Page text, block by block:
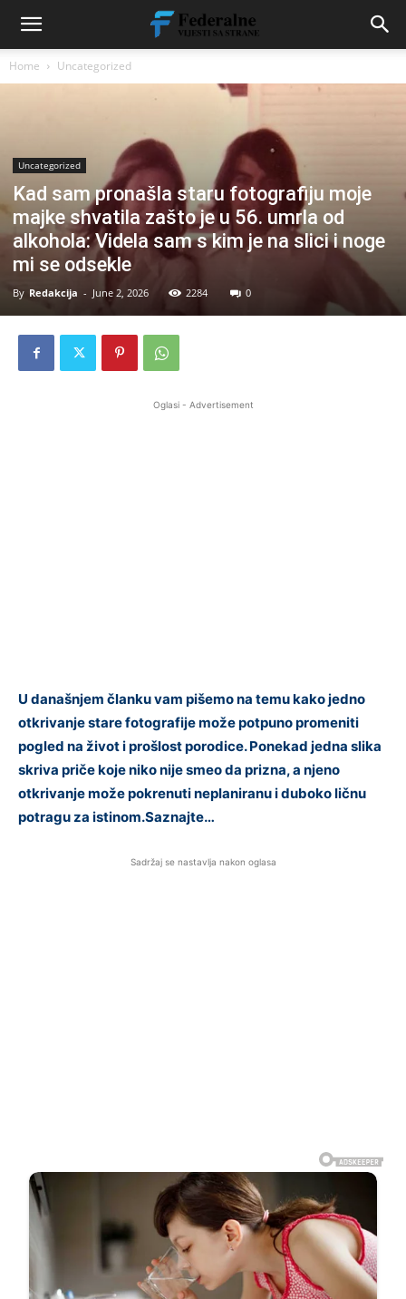
Home Uncategorized
Uncategorized
Kad sam pronašla staru fotografiju moje
majke shvatila zašto je u 56. umrla od
alkohola: Videla sam s kim je na slici i noge
mi se odsekle
By Redakcija - June 2, 2026 2284 0
Oglasi - Advertisement
U današnjem članku vam pišemo na temu kako jedno
otkrivanje stare fotografije može potpuno promeniti
pogled na život i prošlost porodice. Ponekad jedna slika
skriva priče koje niko nije smeo da prizna, a njeno
otkrivanje može pokrenuti neplaniranu i duboko ličnu
potragu za istinom.Saznajte…
Sadržaj se nastavlja nakon oglasa